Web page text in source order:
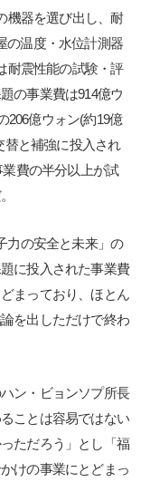
機器を選び出し、耐
の温度・水位計測器
耐震性能の試験・評
の事業費は914億ウ
206億ウォン(約19億
替と補強に投入され
業費の半分以上が試
力の安全と未来」の
に投入された事業費
まっており、ほとん
を出しただけで終わ
ン・ビョンソプ所長
ことは容易ではない
ただろう」とし「福
けの事業にとどまっ